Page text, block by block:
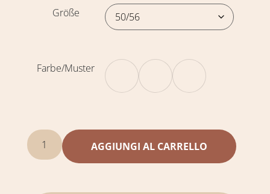
Größe
Farbe/Muster
AGGIUNGI AL CARRELLO